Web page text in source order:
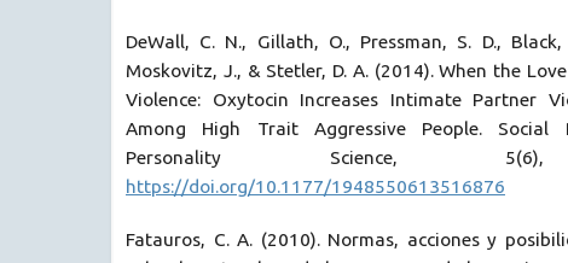
DeWall, C. N., Gillath, O., Pressman, S. D.,
Moskovitz, J., & Stetler, D. A. (2014). When the
Violence: Oxytocin Increases Intimate Partner
Among High Trait Aggressive People. Social
Personality Science,
https://doi.org/10.1177/1948550613516876
Fatauros, C. A. (2010). Normas, acciones y